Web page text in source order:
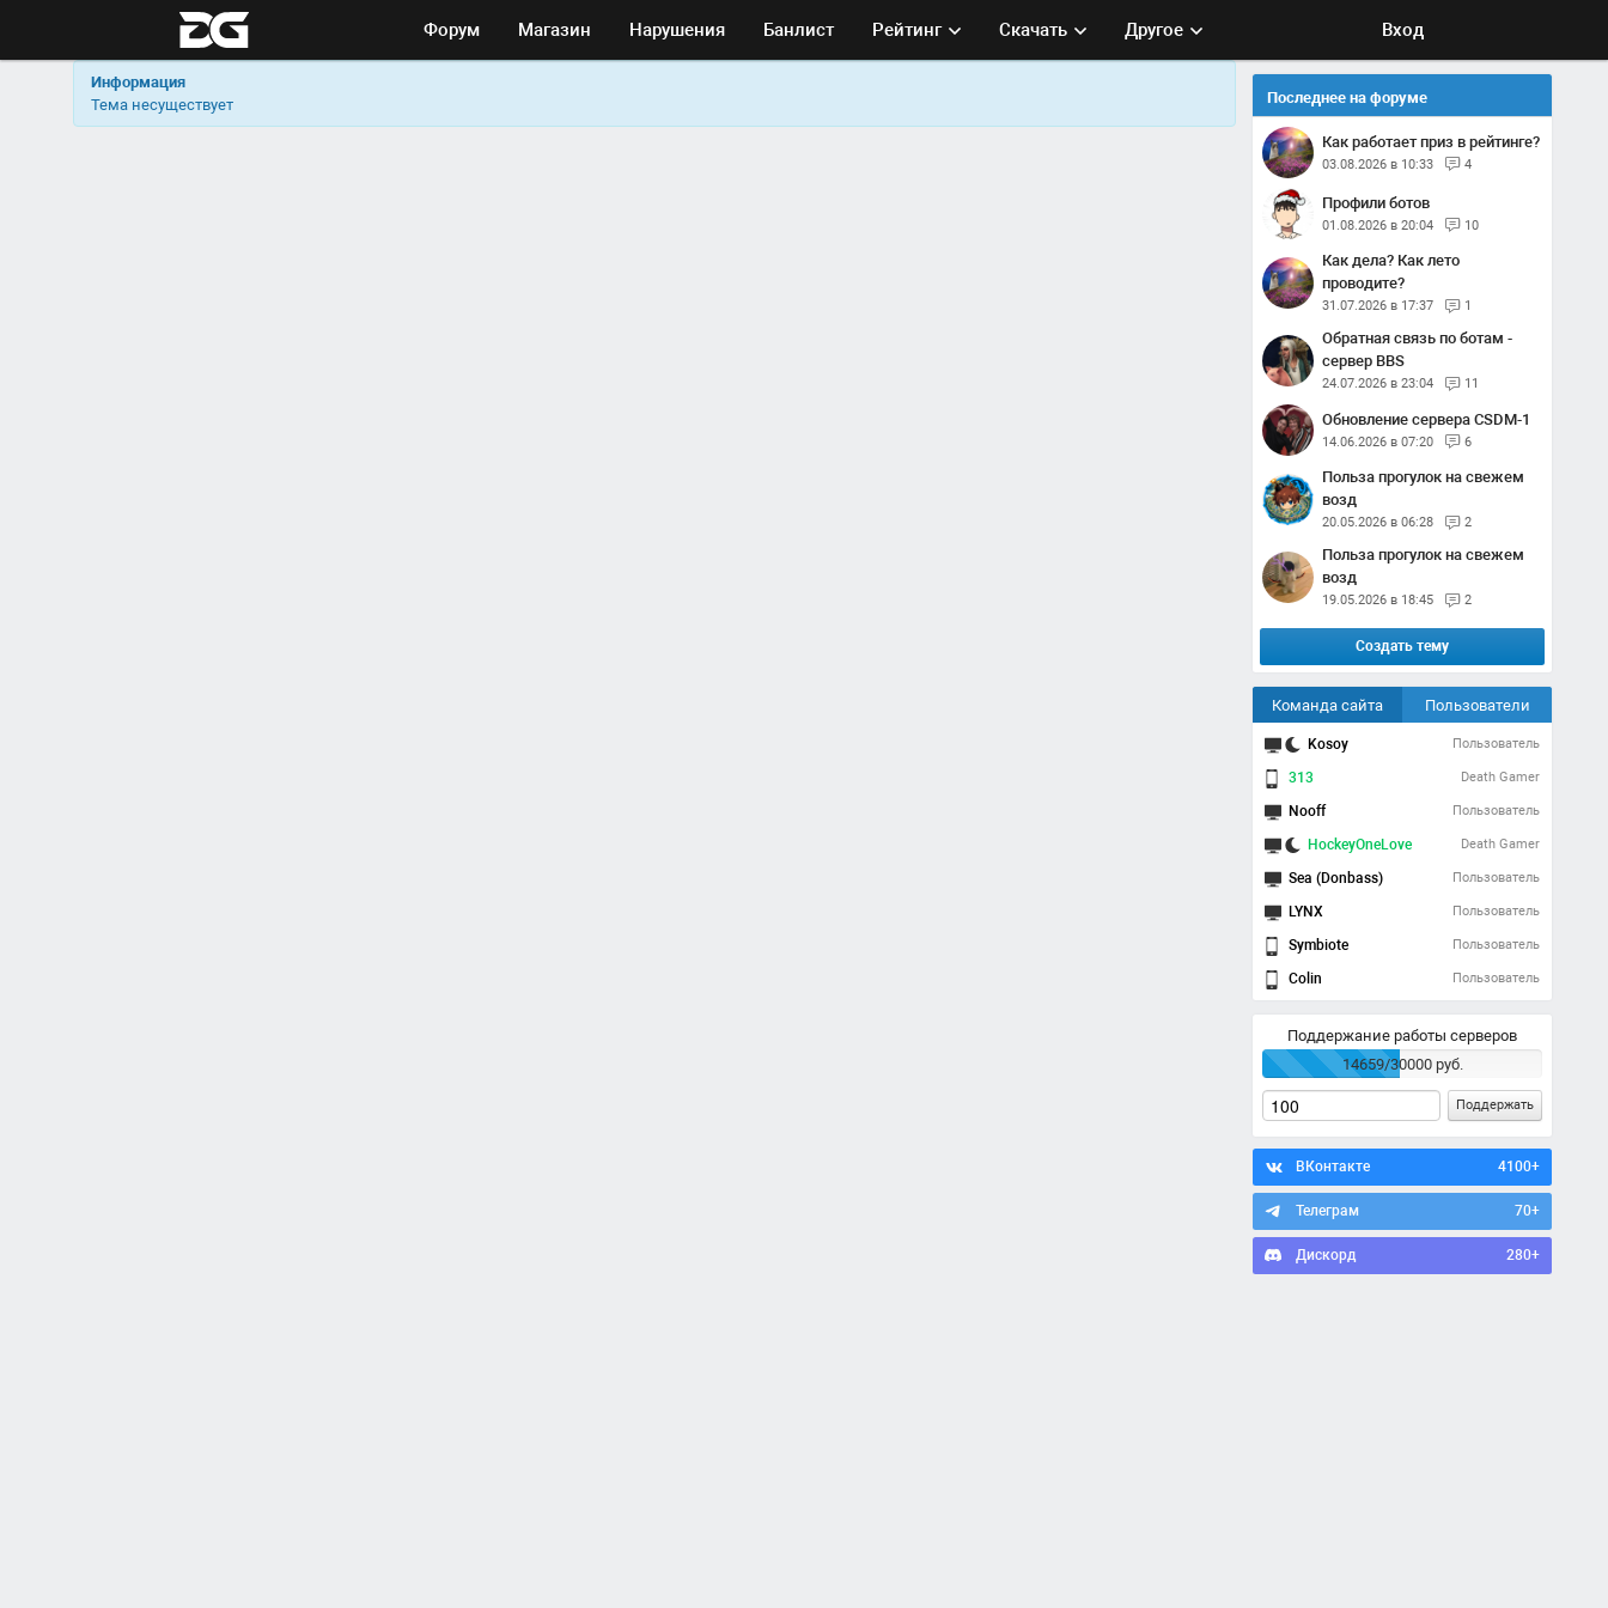
Форум Магазин Нарушения Банлист Рейтинг Скачать Другое Вход
Информация
Тема несуществует
Последнее на форуме
Как работает приз в рейтинге?
03.08.2026 в 10:33 4
Профили ботов
01.08.2026 в 20:04 10
Как дела? Как лето
проводите?
31.07.2026 в 17:37 1
Обратная связь по ботам -
сервер BBS
24.07.2026 в 23:04 11
Обновление сервера CSDM-1
14.06.2026 в 07:20 6
Польза прогулок на свежем
возд
20.05.2026 в 06:28 2
Польза прогулок на свежем
возд
19.05.2026 в 18:45 2
Создать тему
Команда сайта Пользователи
Kosoy Пользователь
313 Death Gamer
Nooff Пользователь
HockeyOneLove Death Gamer
Sea (Donbass) Пользователь
LYNX Пользователь
Symbiote Пользователь
Colin Пользователь
Поддержание работы серверов
14659/30000 руб.
Поддержать
ВКонтакте 4100+
Телеграм 70+
Дискорд 280+